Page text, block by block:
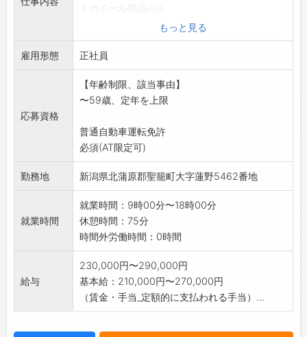
ートセールスを行って頂きます。
販売店に卸として、追加注文を伺ったり、新製
品のご案内をするな
どが中心ですので、飛込みやノルマはありませ
ん。
研修期間を3ヶ月ほど設け、指導致します。
得意先に紹介してい
きます。
*採用後1年間は業務の流れを学んでいただくた
めに、受発注業務
*変更の範囲:変更なし
もっと見る
雇用形態 正社員
応募資格
【年齢制限、該当事由】
〜59歳、定年を上限
普通自動車運転免許
必須(AT限定可)
勤務地 新潟県北蒲原郡聖籠町大字蓮野5462番地
就業時間
就業時間：9時00分〜18時00分
休憩時間：75分
時間外労働時間：0時間
給与
230,000円〜290,000円
基本給：210,000円〜270,000円
（賃金・手当_定額的に支払われる手当）...